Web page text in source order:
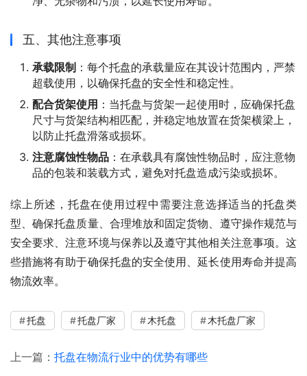
五、其他注意事项
承载限制 ：每个托盘的承载量应在其设计范围内，严禁
超载使用，以确保托盘的安全性和稳定性。
配合货架使用 ：当托盘与货架一起使用时，应确保托盘
尺寸与货架结构相匹配，并稳定地放置在货架横梁上，
以防止托盘滑落或损坏。
注意腐蚀性物品 ：在承载具有腐蚀性物品时，应注意物
品的包装和装载方式，避免对托盘造成污染或损坏。
综上所述，托盘在使用过程中需要注意选择适当的托盘类
型、确保托盘质量、合理堆放和固定货物、遵守操作规范与
安全要求、注意环境与保养以及遵守其他相关注意事项。这
些措施将有助于确保托盘的安全使用、延长使用寿命并提高
物流效率。
托盘 托盘厂家 木托盘 木托盘厂家
上一篇： 托盘在物流行业中的优势有哪些